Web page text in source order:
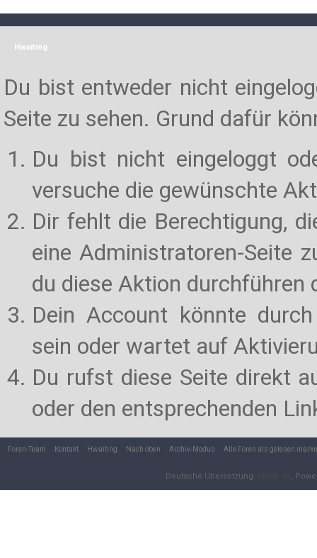
Hwaiting
Du bist entweder nicht
Seite zu sehen. Grund dafür
Du bist nicht eingeloggt
versuche die gewünschte
Dir fehlt die Berechtigung,
eine Administratoren-Seite
du diese Aktion durchführen
Dein Account könnte
sein oder wartet auf
Du rufst diese Seite direkt
oder den entsprechenden
Foren-Team Kontakt Hwaiting Nach oben Archiv-Modus Alle Foren als gelesen
Deutsche Übersetzung: ,